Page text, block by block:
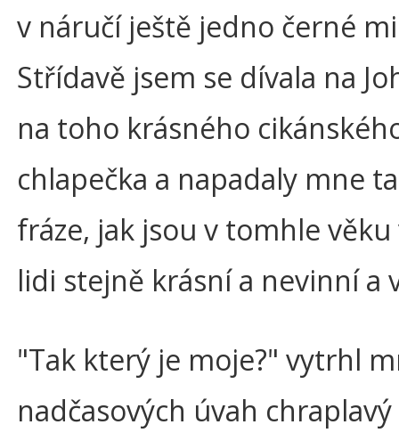
v náručí ještě jedno černé
Střídavě jsem se dívala na
na toho krásného
chlapečka a napadaly mne
fráze, jak jsou v tomhle
lidi stejně krásní a nevinní a
"Tak který je moje?" vytrhl
nadčasových úvah